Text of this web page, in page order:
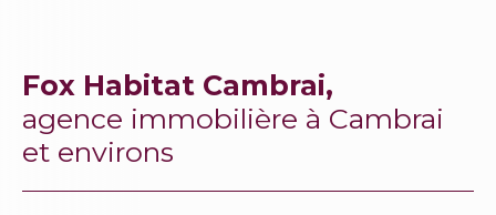
Fox Habitat Cambrai,
agence immobilière à Cambrai
et environs